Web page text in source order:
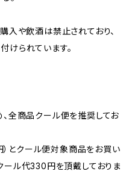
や飲酒は禁止されており、
けられています。
全商品クール便を推奨してお
とクール便対象商品をお買い
ール代330円を頂戴しておりま